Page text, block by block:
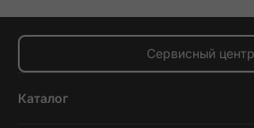
Сервисный центр
Каталог